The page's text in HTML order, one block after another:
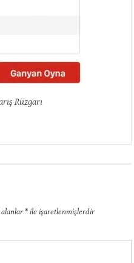
Rüzgarı
alanlar*ile işaretlenmişlerdir